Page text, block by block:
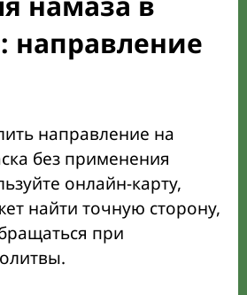
направление
направление на
без применения
онлайн-карту,
найти точную сторону,
при